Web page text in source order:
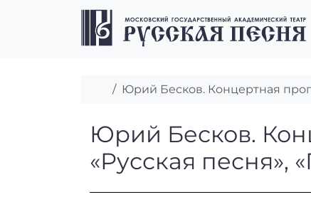
Перейти к содержимому
Перейти к футеру
Главная
Юрий Бесков. Концертная
Юрий Бесков.
Юрий Бесков.
«Русская песня»,